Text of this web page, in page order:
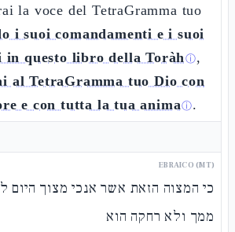
la voce del TetraGramma tuo
i suoi comandamenti e i suoi
in questo libro della Toràhⓘ,
al TetraGramma tuo Dio con
e con tutta la tua animaⓘ.
EBRAICO (MT)
כי המצוה הזאת אשר אנכי מצוך היום
ממך ולא רחקה הוא